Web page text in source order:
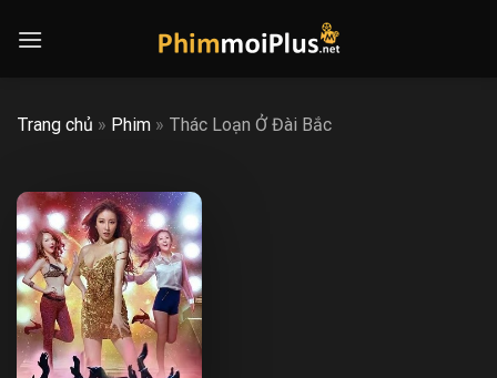
Trang chủ » Phim » Thác Loạn Ở Đài Bắc